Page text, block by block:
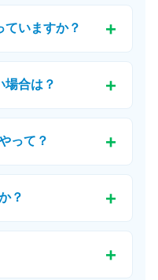
ていますか？
場合は？
って？
？